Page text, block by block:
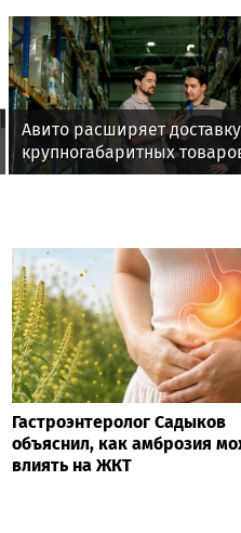
Авито расширяет доставку
крупногабаритных
вместе с «Байкал Сервис»
Гастроэнтеролог Садыков
объяснил, как амброзия
влиять на ЖКТ